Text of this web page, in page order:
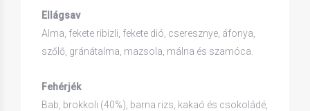
Ellágsav
Alma, fekete ribizli, fekete dió, cseresznye, áfonya,
szőlő, gránátalma, mazsola, málna és szamóca.
Fehérjék
Bab, brokkoli (40%), barna rizs, kakaó és csokoládé,